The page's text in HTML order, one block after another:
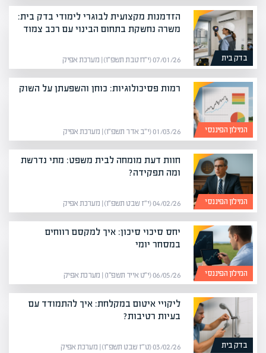
בדק בית
הזדמנות מקצועית לבוגרי לימודי בדק בית:
משרה נחשקת בתחום הבינוי עם רכב צמוד
07/01/26 (י״ח טבת תשפ״ו) | מערכת אפיק
המילון הפיננסי
רמות פסיכולוגיות: כוחן והשפעתן על השוק
01/03/26 (י״ב אדר תשפ״ו) | מערכת אפיק
המילון הפיננסי
חוות דעת מומחה לבית משפט: מתי נדרשת
ומה תפקידה?
04/02/26 (י״ז שבט תשפ״ו) | מערכת אפיק
המילון הפיננסי
יחס סיכוי סיכון: איך למקסם רווחים
במסחר יומי
06/05/26 (י״ט אייר תשפ״ו) | מערכת אפיק
בדק בית
ליקויי איטום במקלחת: איך להתמודד עם
בעיות רטיבות?
03/02/26 (ט״ז שבט תשפ״ו) | מערכת אפיק